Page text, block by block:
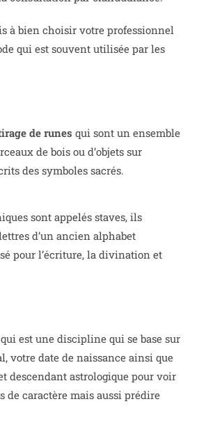
à bien choisir votre professionnel
qui est souvent utilisée par les
de runes qui sont un ensemble
de bois ou d’objets sur
des symboles sacrés.
sont appelés staves, ils
d’un ancien alphabet
pour l’écriture, la divination et
qui est une discipline qui se base sur
votre date de naissance ainsi que
descendant astrologique pour voir
de caractère mais aussi prédire